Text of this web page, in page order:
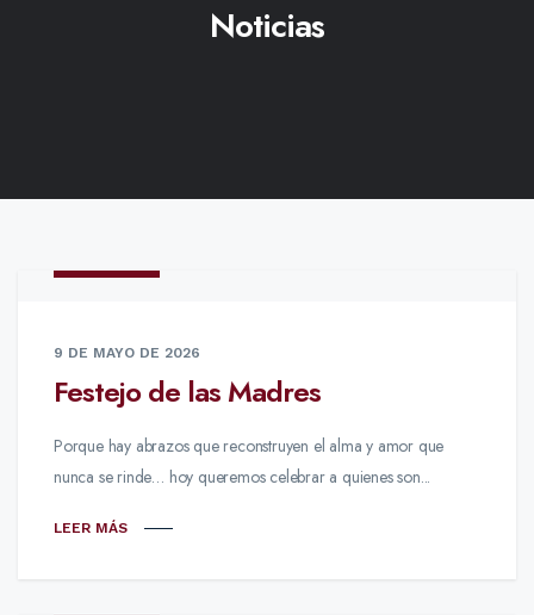
Noticias
9 DE MAYO DE 2026
Festejo de las Madres
Porque hay abrazos que reconstruyen el alma y amor que
nunca se rinde… hoy queremos celebrar a quienes son...
LEER MÁS